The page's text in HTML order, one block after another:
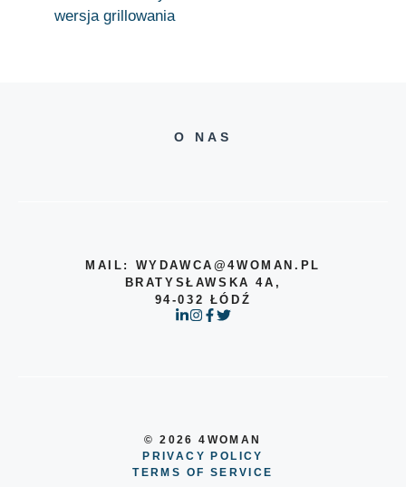
wersja grillowania
O NAS
MAIL: WYDAWCA@4WOMAN.PL
BRATYSŁAWSKA 4A,
94-032 ŁÓDŹ
© 2026 4WOMAN
PRIVACY POLICY
TERMS OF SERVICE